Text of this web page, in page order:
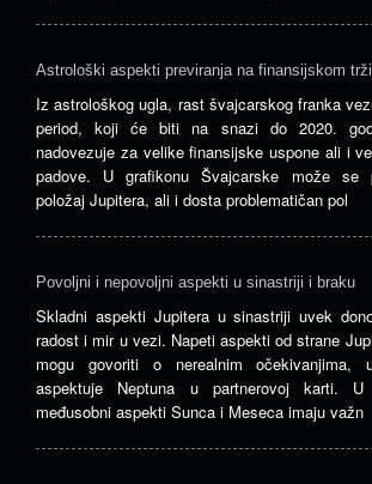
Astrološki aspekti previranja na finansijskom
Iz astrološkog ugla, rast švajcarskog franka
period, koji će biti na snazi do 2020.
nadovezuje za velike finansijske uspone ali i
padove. U grafikonu Švajcarske može se
položaj Jupitera, ali i dosta problematičan pol
Povoljni i nepovoljni aspekti u sinastriji i braku
Skladni aspekti Jupitera u sinastriji uvek
radost i mir u vezi. Napeti aspekti od strane
mogu govoriti o nerealnim očekivanjima,
aspektuje Neptuna u partnerovoj karti.
međusobni aspekti Sunca i Meseca imaju važn